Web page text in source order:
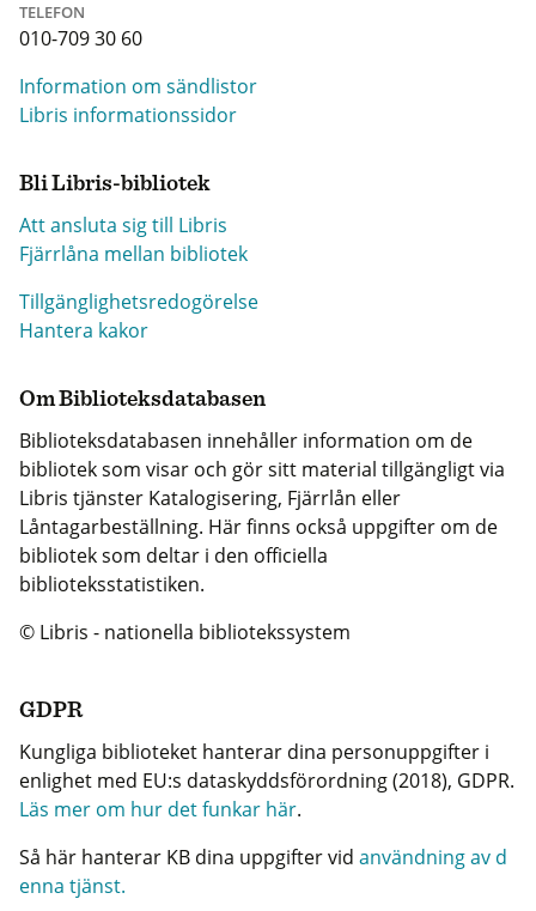
TELEFON
010-709 30 60
Information om sändlistor
Libris informationssidor
Bli Libris-bibliotek
Att ansluta sig till Libris
Fjärrlåna mellan bibliotek
Tillgänglighetsredogörelse
Hantera kakor
Om Biblioteksdatabasen
Biblioteksdatabasen innehåller information om de
bibliotek som visar och gör sitt material tillgängligt via
Libris tjänster Katalogisering, Fjärrlån eller
Låntagarbeställning. Här finns också uppgifter om de
bibliotek som deltar i den officiella
biblioteksstatistiken.
© Libris - nationella bibliotekssystem
GDPR
Kungliga biblioteket hanterar dina personuppgifter i
enlighet med EU:s dataskyddsförordning (2018), GDPR.
Läs mer om hur det funkar här.
Så här hanterar KB dina uppgifter vid användning av d
enna tjänst.